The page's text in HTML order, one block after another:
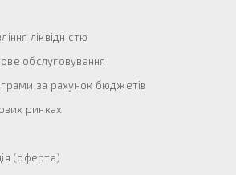
ліквідністю
обслуговування
за рахунок бюджетів
ринках
(оферта)